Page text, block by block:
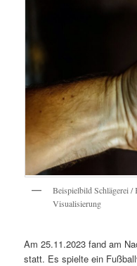
Beispielbild Schlägerei /
Visualisierung
Am 25.11.2023 fand am
statt. Es spielte ein